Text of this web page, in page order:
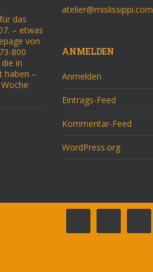
das
– etwas
von
800
in
haben –
atelier@mislissippi.com
ANMELDEN
Anmelden
Eintrags-Feed
Kommentar-Feed
WordPress.org